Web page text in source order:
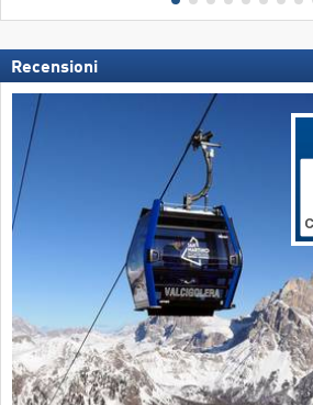
Recensioni